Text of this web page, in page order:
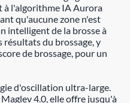
à l'algorithme IA Aurora
qu'aucune zone n'est
intelligent de la brosse à
du brossage, y
de brossage, pour un
d'oscillation ultra-large.
4.0, elle offre jusqu'à